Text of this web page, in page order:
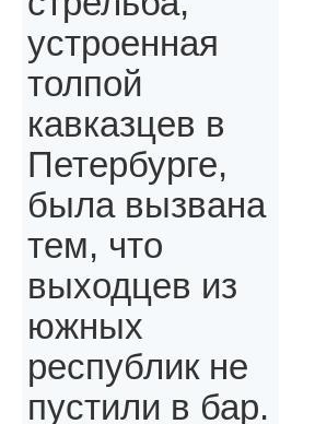
устроенная
толпой
кавказцев в
Петербурге,
была вызвана
тем, что
выходцев из
южных
республик не
пустили в бар.